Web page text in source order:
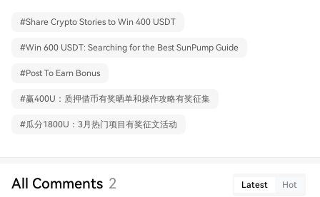
#Share Crypto Stories to Win 400 USDT
#Win 600 USDT: Searching for the Best SunPump Guide
#Post To Earn Bonus
#赢400U：质押借币有奖晒单和操作攻略有奖征集
#瓜分1800U：3月热门项目有奖征文活动
All Comments 2 Latest Hot